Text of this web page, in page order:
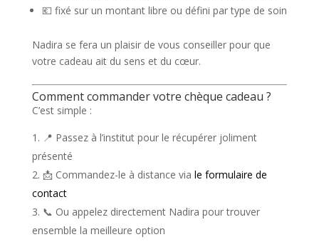
💶 fixé sur un montant libre ou défini par type de soin
Nadira se fera un plaisir de vous conseiller pour que
votre cadeau ait du sens et du cœur.
Comment commander votre chèque cadeau ?
C’est simple :
📍 Passez à l’institut pour le récupérer joliment
présenté
📩 Commandez-le à distance via le formulaire de
contact
📞 Ou appelez directement Nadira pour trouver
ensemble la meilleure option